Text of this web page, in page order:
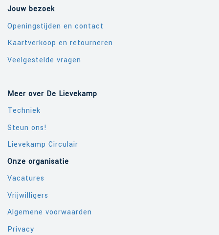
Jouw bezoek
Openingstijden en contact
Kaartverkoop en retourneren
Veelgestelde vragen
Meer over De Lievekamp
Techniek
Steun ons!
Lievekamp Circulair
Onze organisatie
Vacatures
Vrijwilligers
Algemene voorwaarden
Privacy